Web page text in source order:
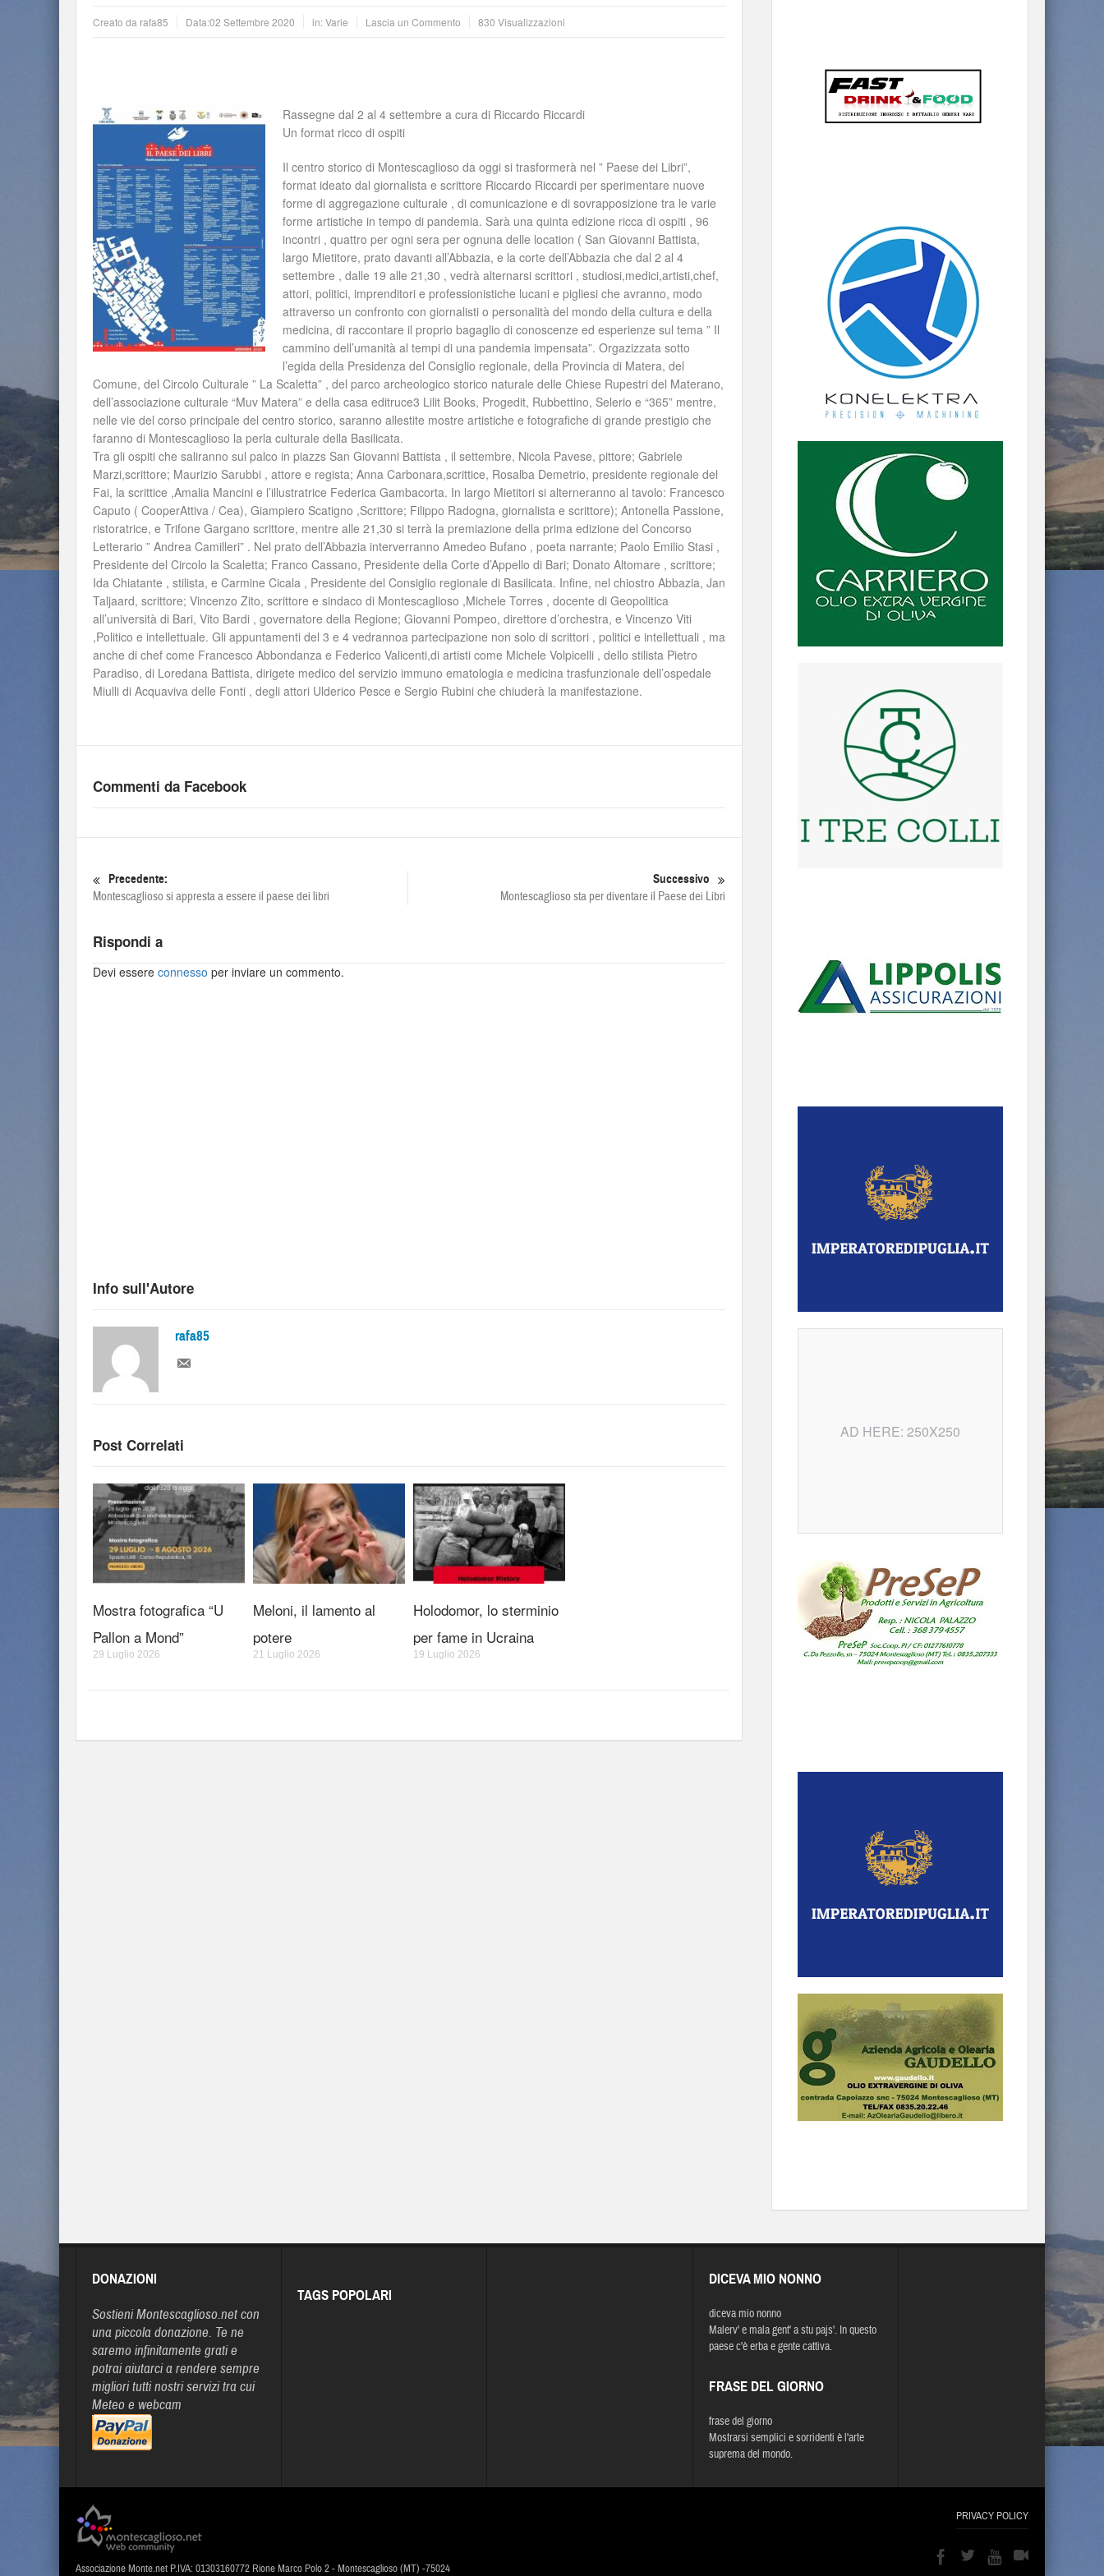
Creato da rafa85 Data:02 Settembre 2020 in:Varie Lascia un Commento 830 Visualizzazioni
Rassegne dal 2 al 4 settembre a cura di Riccardo Riccardi
Un format ricco di ospiti
Il centro storico di Montescaglioso da oggi si trasformerà nel ” Paese dei Libri”,
format ideato dal giornalista e scrittore Riccardo Riccardi per sperimentare nuove
forme di aggregazione culturale , di comunicazione e di sovrapposizione tra le varie
forme artistiche in tempo di pandemia. Sarà una quinta edizione ricca di ospiti , 96
incontri , quattro per ogni sera per ognuna delle location ( San Giovanni Battista,
largo Mietitore, prato davanti all’Abbazia, e la corte dell’Abbazia che dal 2 al 4
settembre , dalle 19 alle 21,30 , vedrà alternarsi scrittori , studiosi,medici,artisti,chef,
attori, politici, imprenditori e professionistiche lucani e pigliesi che avranno, modo
attraverso un confronto con giornalisti o personalità del mondo della cultura e della
medicina, di raccontare il proprio bagaglio di conoscenze ed esperienze sul tema ” Il
cammino dell’umanità al tempi di una pandemia impensata”. Orgazizzata sotto
l’egida della Presidenza del Consiglio regionale, della Provincia di Matera, del
Comune, del Circolo Culturale ” La Scaletta” , del parco archeologico storico naturale delle Chiese Rupestri del Materano,
dell’associazione culturale “Muv Matera” e della casa editruce3 Lilit Books, Progedit, Rubbettino, Selerio e “365” mentre,
nelle vie del corso principale del centro storico, saranno allestite mostre artistiche e fotografiche di grande prestigio che
faranno di Montescaglioso la perla culturale della Basilicata.
Tra gli ospiti che saliranno sul palco in piazzs San Giovanni Battista , il settembre, Nicola Pavese, pittore; Gabriele
Marzi,scrittore; Maurizio Sarubbi , attore e regista; Anna Carbonara,scrittice, Rosalba Demetrio, presidente regionale del
Fai, la scrittice ,Amalia Mancini e l’illustratrice Federica Gambacorta. In largo Mietitori si alterneranno al tavolo: Francesco
Caputo ( CooperAttiva / Cea), Giampiero Scatigno ,Scrittore; Filippo Radogna, giornalista e scrittore); Antonella Passione,
ristoratrice, e Trifone Gargano scrittore, mentre alle 21,30 si terrà la premiazione della prima edizione del Concorso
Letterario ” Andrea Camilleri” . Nel prato dell’Abbazia interverranno Amedeo Bufano , poeta narrante; Paolo Emilio Stasi ,
Presidente del Circolo la Scaletta; Franco Cassano, Presidente della Corte d’Appello di Bari; Donato Altomare , scrittore;
Ida Chiatante , stilista, e Carmine Cicala , Presidente del Consiglio regionale di Basilicata. Infine, nel chiostro Abbazia, Jan
Taljaard, scrittore; Vincenzo Zito, scrittore e sindaco di Montescaglioso ,Michele Torres , docente di Geopolitica
all’università di Bari, Vito Bardi , governatore della Regione; Giovanni Pompeo, direttore d’orchestra, e Vincenzo Viti
,Politico e intellettuale. Gli appuntamenti del 3 e 4 vedrannoa partecipazione non solo di scrittori , politici e intellettuali , ma
anche di chef come Francesco Abbondanza e Federico Valicenti,di artisti come Michele Volpicelli , dello stilista Pietro
Paradiso, di Loredana Battista, dirigete medico del servizio immuno ematologia e medicina trasfunzionale dell’ospedale
Miulli di Acquaviva delle Fonti , degli attori Ulderico Pesce e Sergio Rubini che chiuderà la manifestazione.
Commenti da Facebook
Precedente:
Montescaglioso si appresta a essere il paese dei libri
Successivo
Montescaglioso sta per diventare il Paese dei Libri
Rispondi a
Devi essere connesso per inviare un commento.
Info sull'Autore
rafa85
Post Correlati
Mostra fotografica “U
Pallon a Mond”
29 Luglio 2026
Meloni, il lamento al
potere
21 Luglio 2026
Holodomor, lo sterminio
per fame in Ucraina
19 Luglio 2026
AD HERE: 250X250
DONAZIONI
Sostieni Montescaglioso.net con
una piccola donazione. Te ne
saremo infinitamente grati e
potrai aiutarci a rendere sempre
migliori tutti nostri servizi tra cui
Meteo e webcam
TAGS POPOLARI
DICEVA MIO NONNO
diceva mio nonno
Malerv' e mala gent' a stu pajs'. In questo
paese c'è erba e gente cattiva.
FRASE DEL GIORNO
frase del giorno
Mostrarsi semplici e sorridenti è l'arte
suprema del mondo.
PRIVACY POLICY
Associazione Monte.net P.IVA: 01303160772 Rione Marco Polo 2 - Montescaglioso (MT) -75024